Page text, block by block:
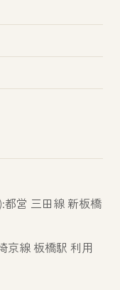
都営 三田線 新板橋
京線 板橋駅 利用